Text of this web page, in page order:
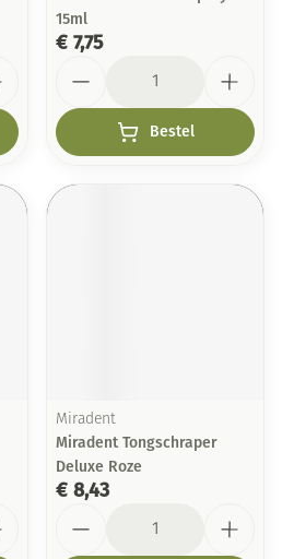
15ml
€ 7,75
Bestel
Miradent
Miradent Tongschraper
Deluxe Roze
€ 8,43